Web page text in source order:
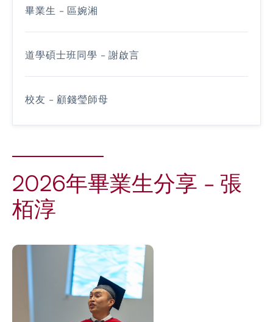
畢業生 - 區婉湘
道學碩士班同學 - 謝啟言
校友 - 顧錢瑩師母
2026年畢業生分享 - 張
栢淳